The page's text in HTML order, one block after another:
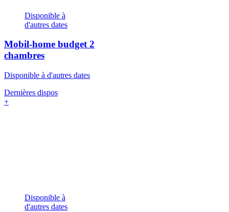
Disponible à
d'autres dates
Mobil-home budget2
chambres
Disponible à d'autres dates
Dernières dispos
+
Disponible à
d'autres dates